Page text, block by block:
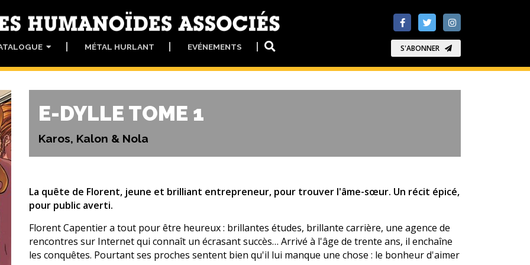
S'ABONNER
MÉTAL HURLANT EVÉNEMENTS
E-DYLLE TOME 1
Karos, Kalon & Nola
La quête de Florent, jeune et brilliant entrepreneur, pour trouver l'âme-sœur. Un récit épicé,
pour public averti.
Florent Capentier a tout pour être heureux : brillantes études, brillante carrière, une agence de
rencontres sur Internet qui connaît un écrasant succès… Arrivé à l'âge de trente ans, il enchaîne
les conquêtes. Pourtant ses proches sentent bien qu'il lui manque une chose : le bonheur d'aimer